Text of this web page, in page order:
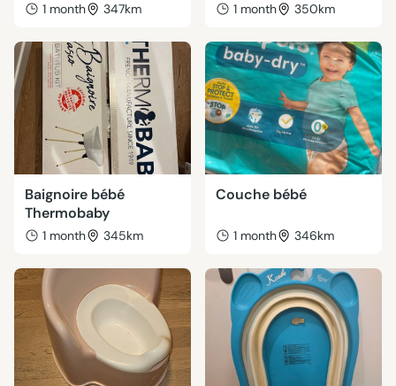
1 month 347km 1 month 350km
Baignoire bébé
Thermobaby
1 month 345km
Couche bébé
1 month 346km